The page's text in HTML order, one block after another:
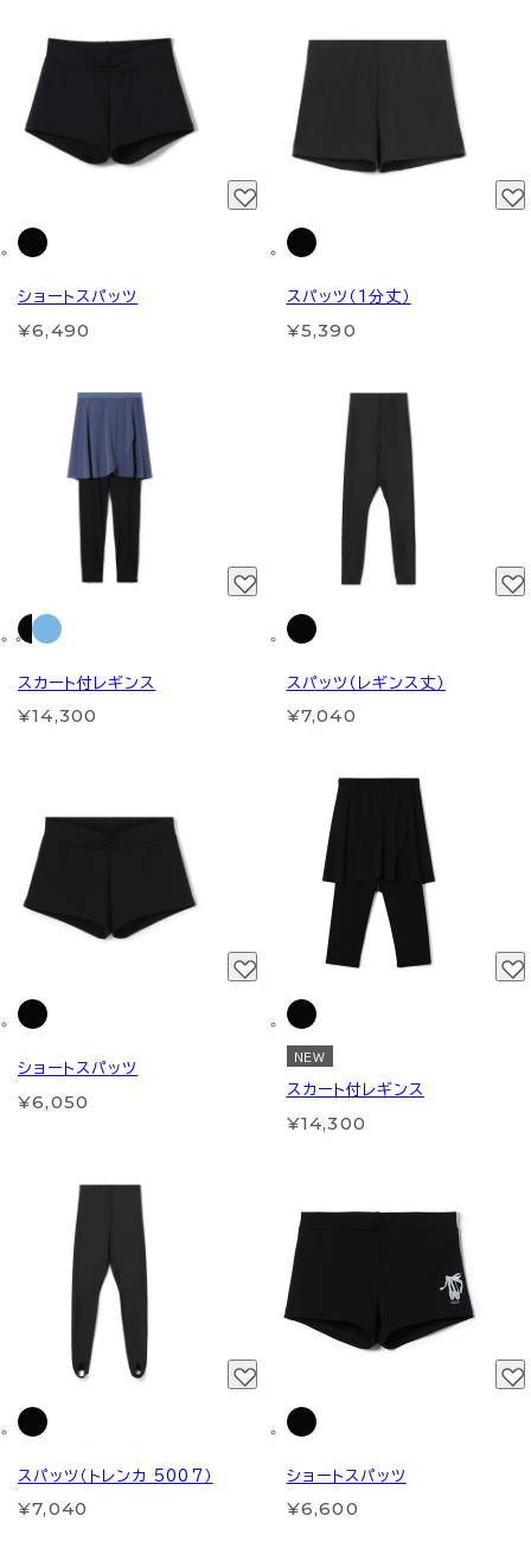
ショートスパッツ
¥6,490
スパッツ（１分丈）
¥5,390
スカート付レギンス
¥14,300
スパッツ（レギンス丈）
¥7,040
ショートスパッツ
¥6,050
NEW
スカート付レギンス
¥14,300
スパッツ（トレンカ 5007）
¥7,040
ショートスパッツ
¥6,600